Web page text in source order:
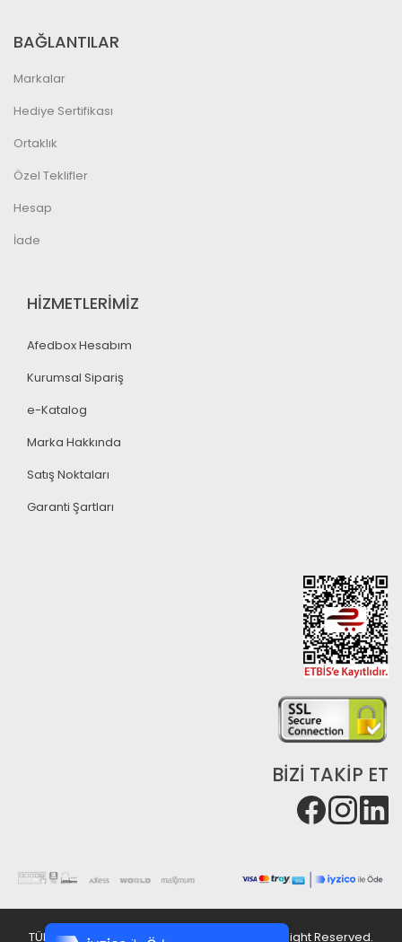
7/24 Canlı Destek
BAĞLANTILAR
Markalar
Hediye Sertifikası
Ortaklık
Özel Teklifler
Hesap
İade
HİZMETLERİMİZ
Afedbox Hesabım
Kurumsal Sipariş
e-Katalog
Marka Hakkında
Satış Noktaları
Garanti Şartları
BİZİ TAKİP ET
TÜRKİYE Copyright © 2023 Afedbox.com -All Right Reserved.